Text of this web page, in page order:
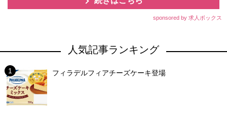
sponsored by 求人ボックス
人気記事ランキング
フィラデルフィアチーズケーキ登場